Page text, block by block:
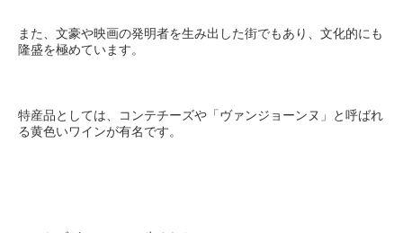
また、文豪や映画の発明者を生み出した街でもあり、文化的にも
隆盛を極めています。
特産品としては、コンテチーズや「ヴァンジョーンヌ」と呼ばれ
る黄色いワインが有名です。